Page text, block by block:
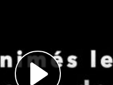
Play
Video